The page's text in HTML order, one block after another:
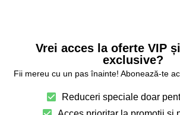
Vrei acces la oferte VIP
exclusive?
Fii mereu cu un pas înainte! Abonează-te
Reduceri speciale doar